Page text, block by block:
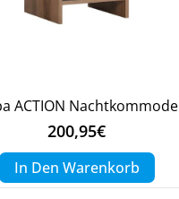
ACTION Nachtkommode
200,95€
In Den Warenkorb